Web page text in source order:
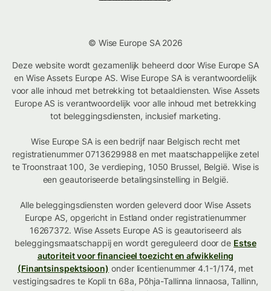
© Wise Europe SA 2026
Deze website wordt gezamenlijk beheerd door Wise Europe SA
en Wise Assets Europe AS. Wise Europe SA is verantwoordelijk
voor alle inhoud met betrekking tot betaaldiensten. Wise Assets
Europe AS is verantwoordelijk voor alle inhoud met betrekking
tot beleggingsdiensten, inclusief marketing.
Wise Europe SA is een bedrijf naar Belgisch recht met
registratienummer 0713629988 en met maatschappelijke zetel
te Troonstraat 100, 3e verdieping, 1050 Brussel, België. Wise is
een geautoriseerde betalingsinstelling in België.
Alle beleggingsdiensten worden geleverd door Wise Assets
Europe AS, opgericht in Estland onder registratienummer
16267372. Wise Assets Europe AS is geautoriseerd als
beleggingsmaatschappij en wordt gereguleerd door de Estse
autoriteit voor financieel toezicht en afwikkeling
(Finantsinspektsioon) onder licentienummer 4.1-1/174, met
vestigingsadres te Kopli tn 68a, Põhja-Tallinna linnaosa, Tallinn,